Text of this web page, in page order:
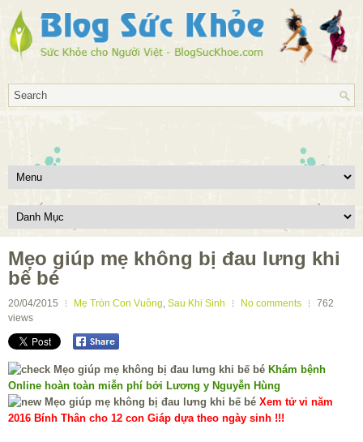
Mẹo giúp mẹ không bị đau lưng khi
bế bé
20/04/2015 Mẹ Tròn Con Vuông, Sau Khi Sinh No comments
762
views
Khám bệnh
Online hoàn toàn miễn phí bởi Lương y Nguyễn Hùng
Xem tử vi năm
2016 Bính Thân cho 12 con Giáp dựa theo ngày sinh !!!